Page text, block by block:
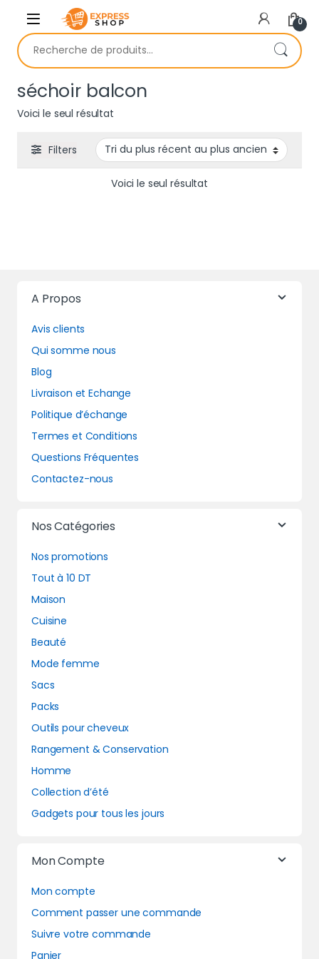
Skip to navigation
Skip to content
0
Recherche pour :
séchoir balcon
Voici le seul résultat
Filters
Voici le seul résultat
A Propos
Avis clients
Qui somme nous
Blog
Livraison et Echange
Politique d’échange
Termes et Conditions
Questions Fréquentes
Contactez-nous
Nos Catégories
Nos promotions
Tout à 10 DT
Maison
Cuisine
Beauté
Mode femme
Sacs
Packs
Outils pour cheveux
Rangement & Conservation
Homme
Collection d’été
Gadgets pour tous les jours
Mon Compte
Mon compte
Comment passer une commande
Suivre votre commande
Panier